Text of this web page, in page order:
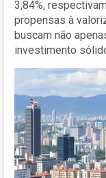
3,84%,
propensas à
buscam não
investimento